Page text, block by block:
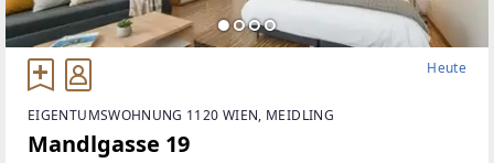
Heute
EIGENTUMSWOHNUNG 1120 WIEN, MEIDLING
Mandlgasse 19